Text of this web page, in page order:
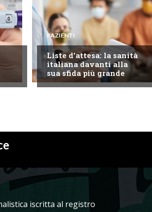
PAZIENTI
Liste d’attesa: la sanità
italiana davanti alla
sua sfida più grande